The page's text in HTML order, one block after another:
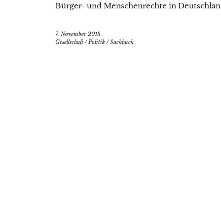
Bürger- und Menschenrechte in
7. November 2013
Gesellschaft /Politik /Sachbuch